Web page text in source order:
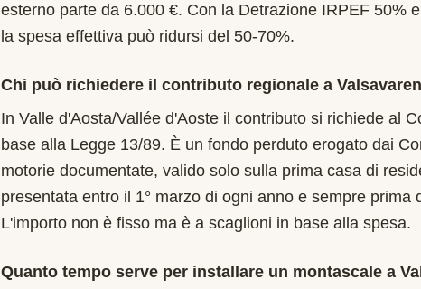
esterno parte da 6.000 €. Con la Detrazione IRPEF 50%
la spesa effettiva può ridursi del 50-70%.
Chi può richiedere il contributo regionale a
In Valle d'Aosta/Vallée d'Aoste il contributo si richiede al
base alla Legge 13/89. È un fondo perduto erogato dai
motorie documentate, valido solo sulla prima casa di
presentata entro il 1° marzo di ogni anno e sempre prima
L'importo non è fisso ma è a scaglioni in base alla spesa.
Quanto tempo serve per installare un montascale a